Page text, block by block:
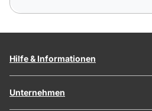
Hilfe & Informationen
Unternehmen